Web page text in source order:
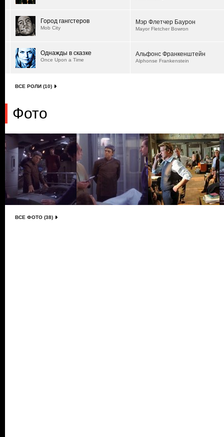
Город гангстеров
Mob City
Мэр Флетчер Баурон
Mayor Fletcher Bowron
Однажды в сказке
Once Upon a Time
Альфонс Франкенштейн
Alphonse Frankenstein
ВСЕ РОЛИ (10)
Фото
ВСЕ ФОТО (38)